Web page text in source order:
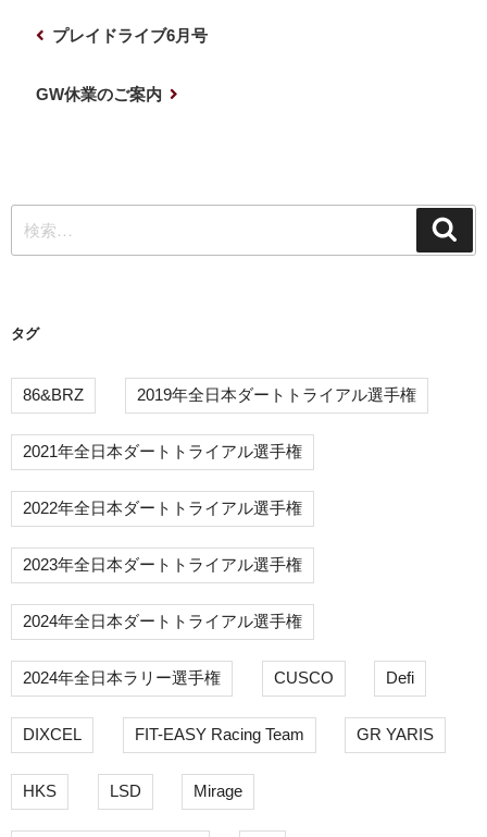
シ
ョ
プレイドライブ6月号
GW休業のご案内
索:
タグ
86&BRZ 2019年全日本ダートトライアル選手権
2021年全日本ダートトライアル選手権
2022年全日本ダートトライアル選手権
2023年全日本ダートトライアル選手権
2024年全日本ダートトライアル選手権
2024年全日本ラリー選手権 CUSCO Defi
DIXCEL FIT-EASY Racing Team GR YARIS
HKS LSD Mirage